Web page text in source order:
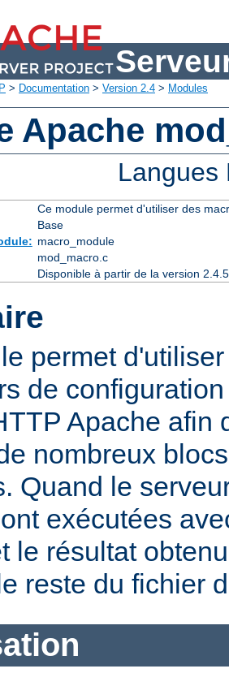
> Documentation > Version 2.4 > Modules
Apache
Ce module permet d'utiliser des
Base
macro_module
mod_macro.c
Disponible à partir de la version
permet
de
Apache afin
nombreux
Quand le
exécutées
le résultat
reste du fichier